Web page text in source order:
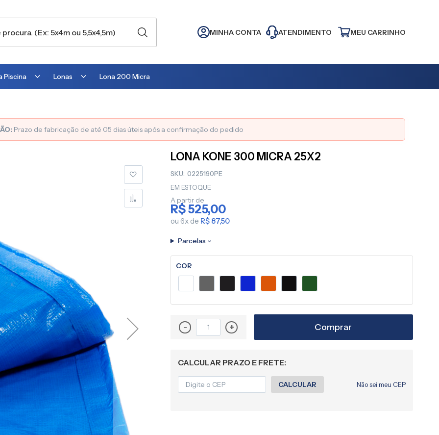
MINHA CONTA ATENDIMENTO MEU CARRINHO
Piscina Lonas
Lona para Lago
Lona para Telhado
Lona 200 Micra
Prazo de fabricação de até 05 dias úteis após a confirmação do pedido
LONA KONE 300 MICRA 25X2
SKU 0225190PE
EM ESTOQUE
A partir de
R$ 525,00
ou 6x de R$ 87,50
Parcelas
COR
- + Comprar
CALCULAR PRAZO E FRETE:
CALCULAR Não sei meu CEP